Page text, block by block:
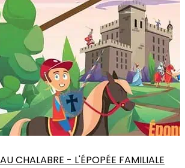
CHALABRE - L'ÉPOPÉE FAMILIALE